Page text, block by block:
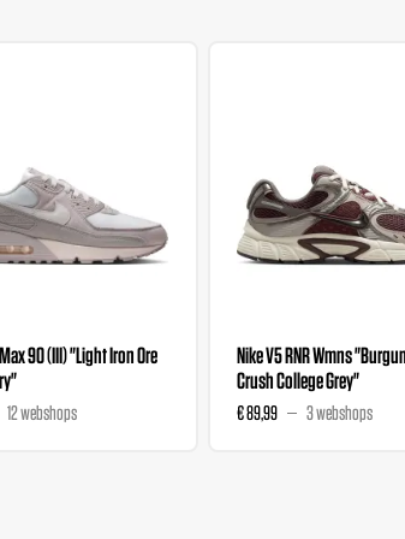
90 (III) "Light Iron Ore
12 webshops
Nike V5 RNR Wmns
Crush College Grey"
€ 89,99 3 webshops